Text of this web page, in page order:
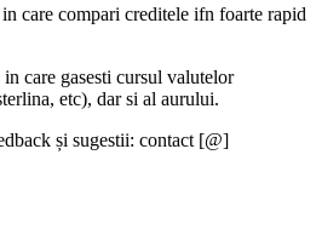
care compari creditele ifn foarte rapid
care gasesti cursul valutelor
etc), dar si al aurului.
și sugestii: contact [@]